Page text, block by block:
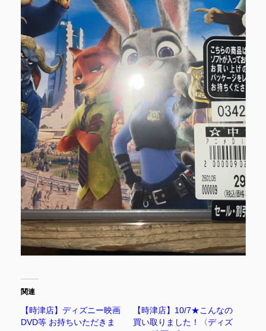
関連
【時津店】ディズニー映画
DVD等 お持ちいただきま
【時津店】10/7★こんなの
買い取りました！〈ディズ